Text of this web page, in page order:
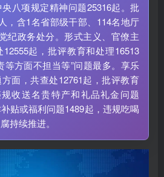
八项规定精神问题25316起。批
，含1名省部级干部、114名地厅
纪政务处分。形式主义、官僚主
起，批评教育和处理16513
等方面不担当等”问题最多。享乐
面，共查处12761起，批评教育
收送名贵特产和礼品礼金问题
贴或福利问题1489起，违规吃喝
持续推进。